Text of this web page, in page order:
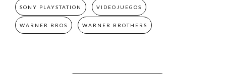
SONY PLAYSTATION VIDEOJUEGOS
WARNER BROS WARNER BROTHERS